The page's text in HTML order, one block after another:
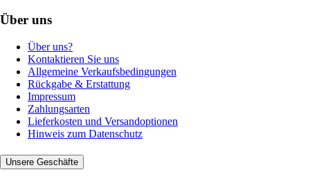
Über uns
Über uns?
Kontaktieren Sie uns
Allgemeine Verkaufsbedingungen
Rückgabe & Erstattung
Impressum
Zahlungsarten
Lieferkosten und Versandoptionen
Hinweis zum Datenschutz
Unsere Geschäfte